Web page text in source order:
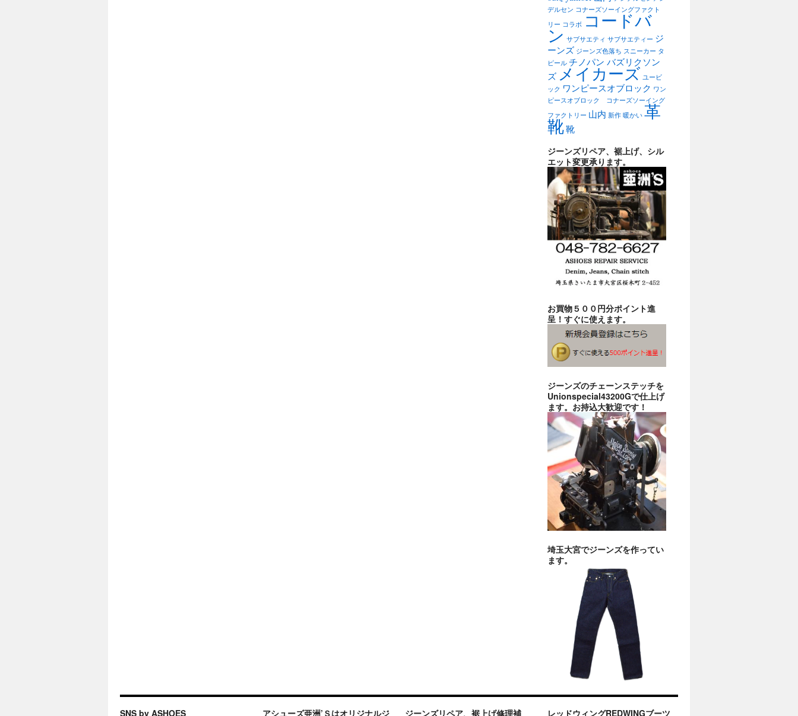
デルセン コナーズソーイングファクト
リー コラボ コードバ
ン サブサエティ サブサエティー ジ
ーンズ ジーンズ色落ち スニーカー タ
ピール チノパン バズリクソン
ズ メイカーズ ユービ
ック ワンピースオブロック ワン
ピースオブロック コナーズソーイング
ファクトリー 山内 新作 暖かい 革
靴靴
ジーンズリペア、裾上げ、シル
エット変更承ります。
お買物５００円分ポイント進
呈！すぐに使えます。
ジーンズのチェーンステッチを
Unionspecial43200Gで仕上げ
ます。お持込大歓迎です！
埼玉大宮でジーンズを作ってい
ます。
SNS by ASHOES アシューズ亜洲’Ｓはオリジナルジ ジーンズリペア、裾上げ修理補 レッドウィングREDWINGブーツ